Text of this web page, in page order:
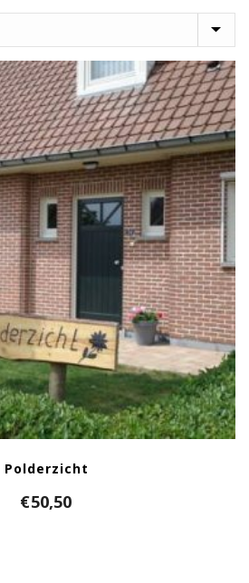
Polderzicht
€50,50